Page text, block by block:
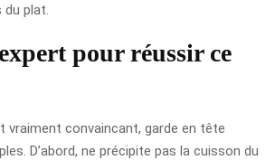
plat.
pour réussir ce
vraiment convaincant, garde en tête
D’abord, ne précipite pas la cuisson du